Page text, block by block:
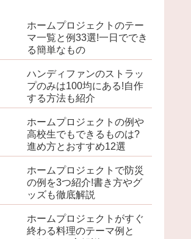
ホームプロジェクトのテー
マ一覧と例33選!一日ででき
る簡単なもの
ハンディファンのストラッ
プのみは100均にある!自作
する方法も紹介
ホームプロジェクトの例や
高校生でもできるものは?
進め方とおすすめ12選
ホームプロジェクトで防災
の例を3つ紹介!書き方やグ
ッズも徹底解説
ホームプロジェクトがすぐ
終わる料理のテーマ例と